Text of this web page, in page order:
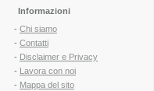
Informazioni
- Chi siamo
- Contatti
- Disclaimer e Privacy
- Lavora con noi
- Mappa del sito